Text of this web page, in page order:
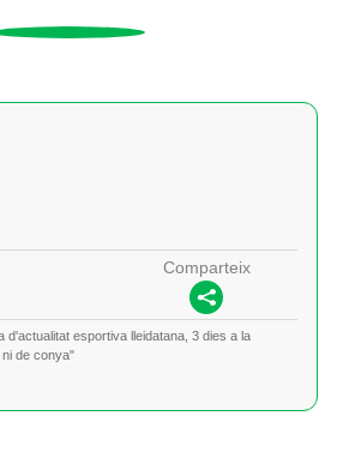
Comparteix
d'actualitat esportiva lleidatana, 3 dies a la
de conya"